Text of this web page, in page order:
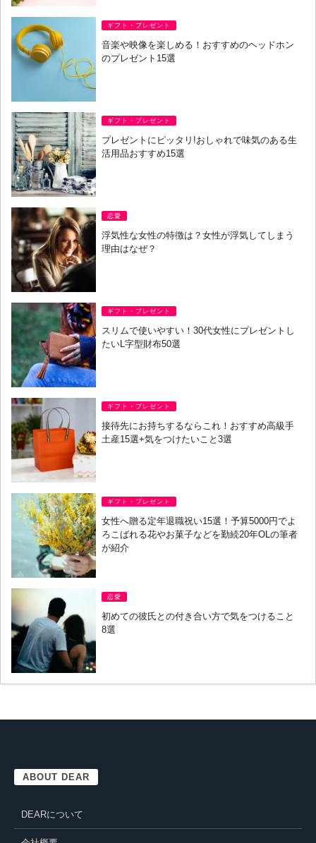
ギフト・プレゼント
音楽や映像を楽しめる！おすすめのヘッドホン
のプレゼント15選
ギフト・プレゼント
プレゼントにピッタリ!おしゃれで味気のある生
活用品おすすめ15選
恋愛
浮気性な女性の特徴は？女性が浮気してしまう
理由はなぜ？
ギフト・プレゼント
スリムで使いやすい！30代女性にプレゼントし
たいL字型財布50選
ギフト・プレゼント
接待先にお持ちするならこれ！おすすめ高級手
土産15選+気をつけたいこと3選
ギフト・プレゼント
女性へ贈る定年退職祝い15選！予算5000円でよ
ろこばれる花やお菓子などを勤続20年OLの筆者
が紹介
恋愛
初めての彼氏との付き合い方で気をつけること
8選
ABOUT DEAR
DEARについて